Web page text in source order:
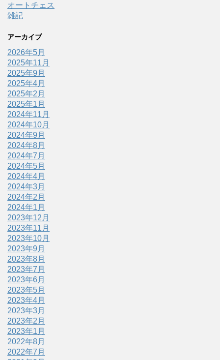
オートチェス
雑記
アーカイブ
2026年5月
2025年11月
2025年9月
2025年4月
2025年2月
2025年1月
2024年11月
2024年10月
2024年9月
2024年8月
2024年7月
2024年5月
2024年4月
2024年3月
2024年2月
2024年1月
2023年12月
2023年11月
2023年10月
2023年9月
2023年8月
2023年7月
2023年6月
2023年5月
2023年4月
2023年3月
2023年2月
2023年1月
2022年8月
2022年7月